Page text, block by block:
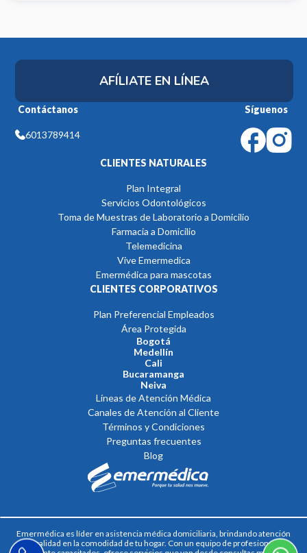
AFÍLIATE EN LÍNEA
Contáctanos
6013789414
Síguenos
CLIENTES NATURALES
Plan Integral
Servicios Odontológicos
Toma de Muestras de Laboratorio a Domicilio
Farmacia a Domicilio
Telemedicina
Vive Emermedica
Emermédica para mascotas
CLIENTES CORPORATIVOS
Plan Preferencial Empleados
Área Protegida
Bogotá
Medellín
Cali
Bucaramanga
Neiva
Líneas de Atención Médica
Canales de Atención al Cliente
Términos y Condiciones
Preguntas frecuentes
Blog
Emermédica es líder en asistencia médica domiciliaria, brindando atención
de calidad en la comodidad de tu hogar. Con un equipo de profesionales